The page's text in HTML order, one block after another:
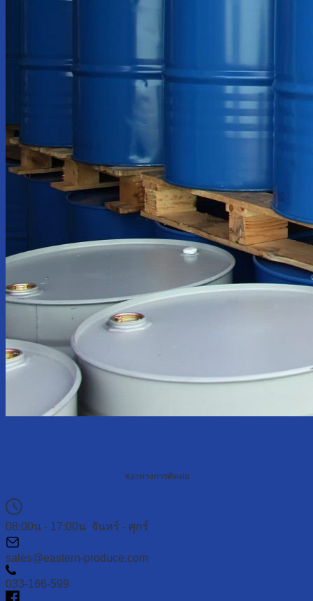
ช่องทางการติดต่อ
08:00น - 17:00น จันทร์ - ศุกร์
sales@eastern-produce.com
033-166-599